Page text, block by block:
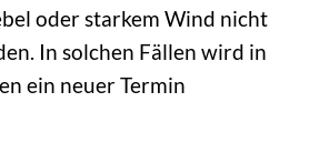
oder starkem Wind nicht
In solchen Fällen wird in
ein neuer Termin